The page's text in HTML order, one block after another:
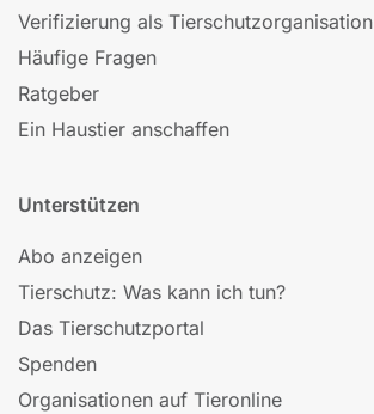
Verifizierung als Tierschutzorganisation
Häufige Fragen
Ratgeber
Ein Haustier anschaffen
Unterstützen
Abo anzeigen
Tierschutz: Was kann ich tun?
Das Tierschutzportal
Spenden
Organisationen auf Tieronline